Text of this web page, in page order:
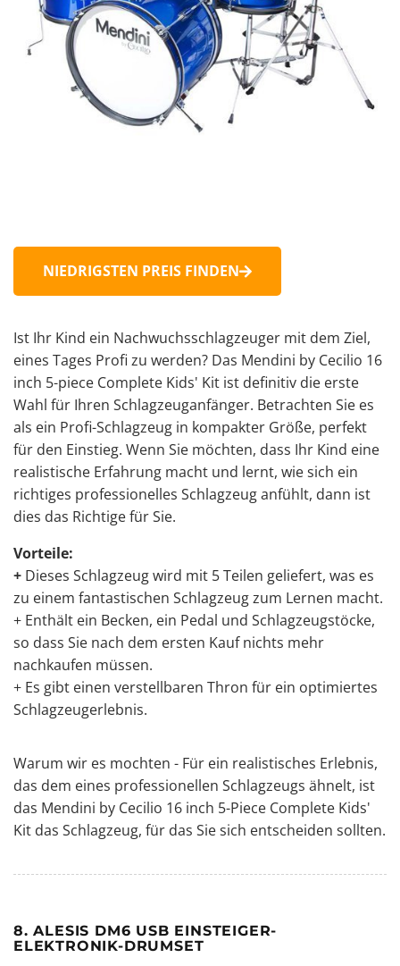
NIEDRIGSTEN PREIS FINDEN
Ist Ihr Kind ein Nachwuchsschlagzeuger mit dem Ziel,
eines Tages Profi zu werden? Das Mendini by Cecilio 16
inch 5-piece Complete Kids' Kit ist definitiv die erste
Wahl für Ihren Schlagzeuganfänger. Betrachten Sie es
als ein Profi-Schlagzeug in kompakter Größe, perfekt
für den Einstieg. Wenn Sie möchten, dass Ihr Kind eine
realistische Erfahrung macht und lernt, wie sich ein
richtiges professionelles Schlagzeug anfühlt, dann ist
dies das Richtige für Sie.
Vorteile:
+ Dieses Schlagzeug wird mit 5 Teilen geliefert, was es
zu einem fantastischen Schlagzeug zum Lernen macht.
+ Enthält ein Becken, ein Pedal und Schlagzeugstöcke,
so dass Sie nach dem ersten Kauf nichts mehr
nachkaufen müssen.
+ Es gibt einen verstellbaren Thron für ein optimiertes
Schlagzeugerlebnis.
Warum wir es mochten - Für ein realistisches Erlebnis,
das dem eines professionellen Schlagzeugs ähnelt, ist
das Mendini by Cecilio 16 inch 5-Piece Complete Kids'
Kit das Schlagzeug, für das Sie sich entscheiden sollten.
8. ALESIS DM6 USB EINSTEIGER-
ELEKTRONIK-DRUMSET